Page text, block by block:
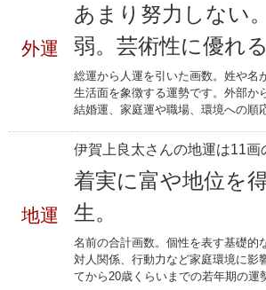
外運
あまり努力しない
弱。芸術性に優れる
総運から人運を引いた画数。姓や名
生活面を象徴する運勢です。外部か
結婚運、家庭運や職場、環境への順
地運
伊賀上良太さんの地運は11画
着実に富や地位を
生。
名前の合計画数。個性を表す基礎的
対人関係、行動力など家庭環境に影
てから20歳くらいまでの若年期の運